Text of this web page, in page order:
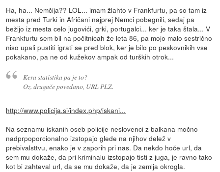
Ha, ha... Nemčija?? LOL... imam žlahto v Frankfurtu, pa so tam iz
mesta pred Turki in Afričani najprej Nemci pobegnili, sedaj pa
bežijo iz mesta celo jugovići, grki, portugalci... ker je taka štala... V
Frankfurtu sem bil na počitnicah že leta 86, pa mojo malo sestrično
niso upali pustiti igrati se pred blok, ker je bilo po peskovnikih vse
pokakano, pa ne od kužekov ampak od turških otrok...
Kera statistika pa je to?
Oz. drugače povedano, URL PLZ.
http://www.policija.si/index.php/iskani...
Na seznamu iskanih oseb policije neslovenci z balkana močno
nadprpoporcionalno izstopajo glede na njihov delež v
prebivalsttvu, enako je v zaporih pri nas. Da nekdo hoče url, da
sem mu dokaže, da pri kriminalu izstopajo tisti z juga, je ravno tako
kot bi zahteval url, da se mu dokaže, da je zemlja okrogla.